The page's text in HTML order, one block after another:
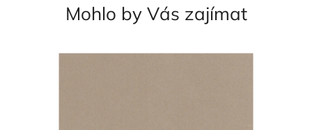
Mohlo by Vás zajímat